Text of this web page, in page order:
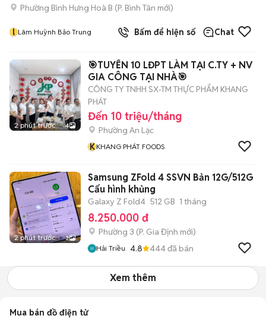
Phường Bình Hưng Hoà B (P. Bình Tân mới)
l Lâm Huỳnh Bảo Trung Bấm để hiện số Chat
2 phút trước 4
🎯TUYỂN 10 LĐPT LÀM TẠI C.TY + NV
GIA CÔNG TẠI NHÀ🎯
CÔNG TY TNHH SX-TM THỰC PHẨM KHANG
PHÁT
Đến 10 triệu/tháng
Phường An Lạc
KKHANG PHÁT FOODS
2 phút trước 3
Samsung ZFold 4 SSVN Bản 12G/512G
Cấu hình khủng
Galaxy Z Fold4 512 GB 1 tháng
8.250.000 đ
Phường 3 (P. Gia Định mới)
Hải Triều 4.8 444đã bán
Xem thêm
Mua bán đồ điện tử